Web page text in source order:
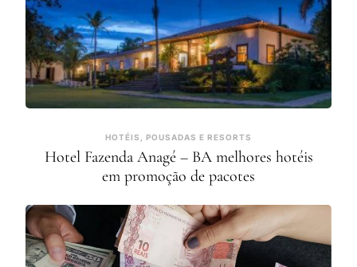
HOTÉIS, POUSADAS E RESORTS
Hotel Fazenda Anagé – BA melhores hotéis
em promoção de pacotes